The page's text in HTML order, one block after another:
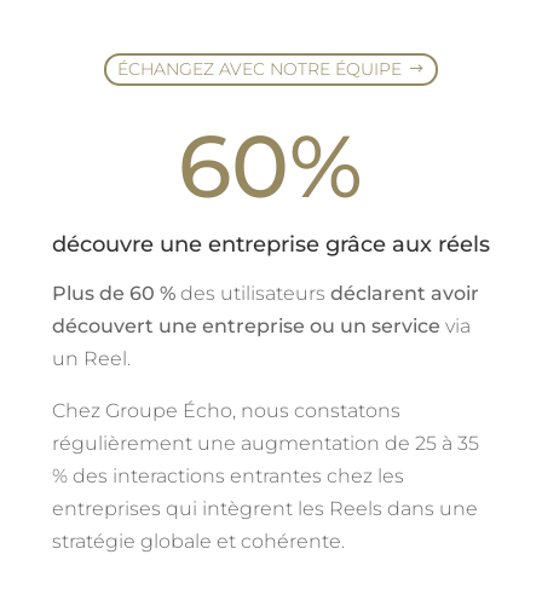
ÉCHANGEZ AVEC NOTRE ÉQUIPE
60%
découvre une entreprise grâce aux réels
Plus de 60 %des utilisateurs déclarent avoir
découvert une entreprise ou un service via
un Reel.
Chez Groupe Écho, nous constatons
régulièrement une augmentation de 25 à 35
% des interactions entrantes chez les
entreprises qui intègrent les Reels dans une
stratégie globale et cohérente.